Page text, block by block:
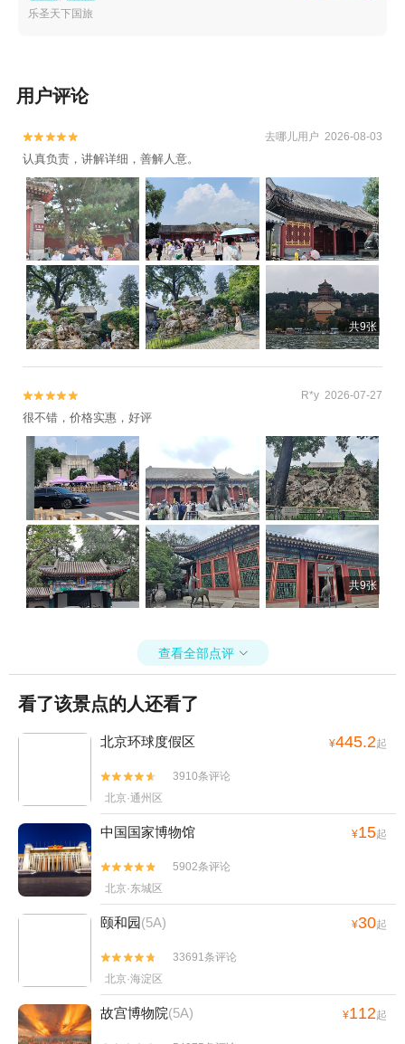
乐圣天下国旅
用户评论

 去哪儿用户 2026-08-03
认真负责，讲解详细，善解人意。
共9张

 R*y 2026-07-27
很不错，价格实惠，好评
共9张
查看全部点评 
看了该景点的人还看了
北京环球度假区 ¥445.2起


3910条评论
北京·通州区
中国国家博物馆 ¥15起


5902条评论
北京·东城区
颐和园(5A) ¥30起


33691条评论
北京·海淀区
故宫博物院(5A) ¥112起